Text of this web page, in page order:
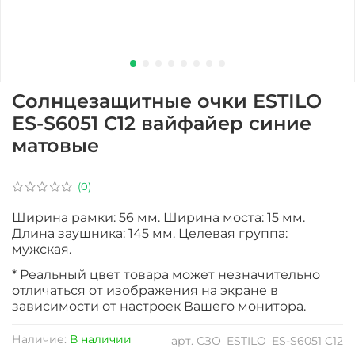
(0)
арт. СЗО_ESTILO_ES-S6051 C12
Наличие: В наличии
Солнцезащитные очки ESTILO
ES-S6051 C12 вайфайер синие
матовые
Ширина рамки: 56 мм. Ширина моста: 15 мм.
Длина заушника: 145 мм. Целевая группа:
мужская.
* Реальный цвет товара может незначительно
отличаться от изображения на экране в
зависимости от настроек Вашего монитора.